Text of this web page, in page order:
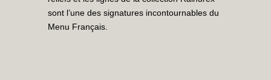
sont l’une des signatures incontournables du
Menu Français.